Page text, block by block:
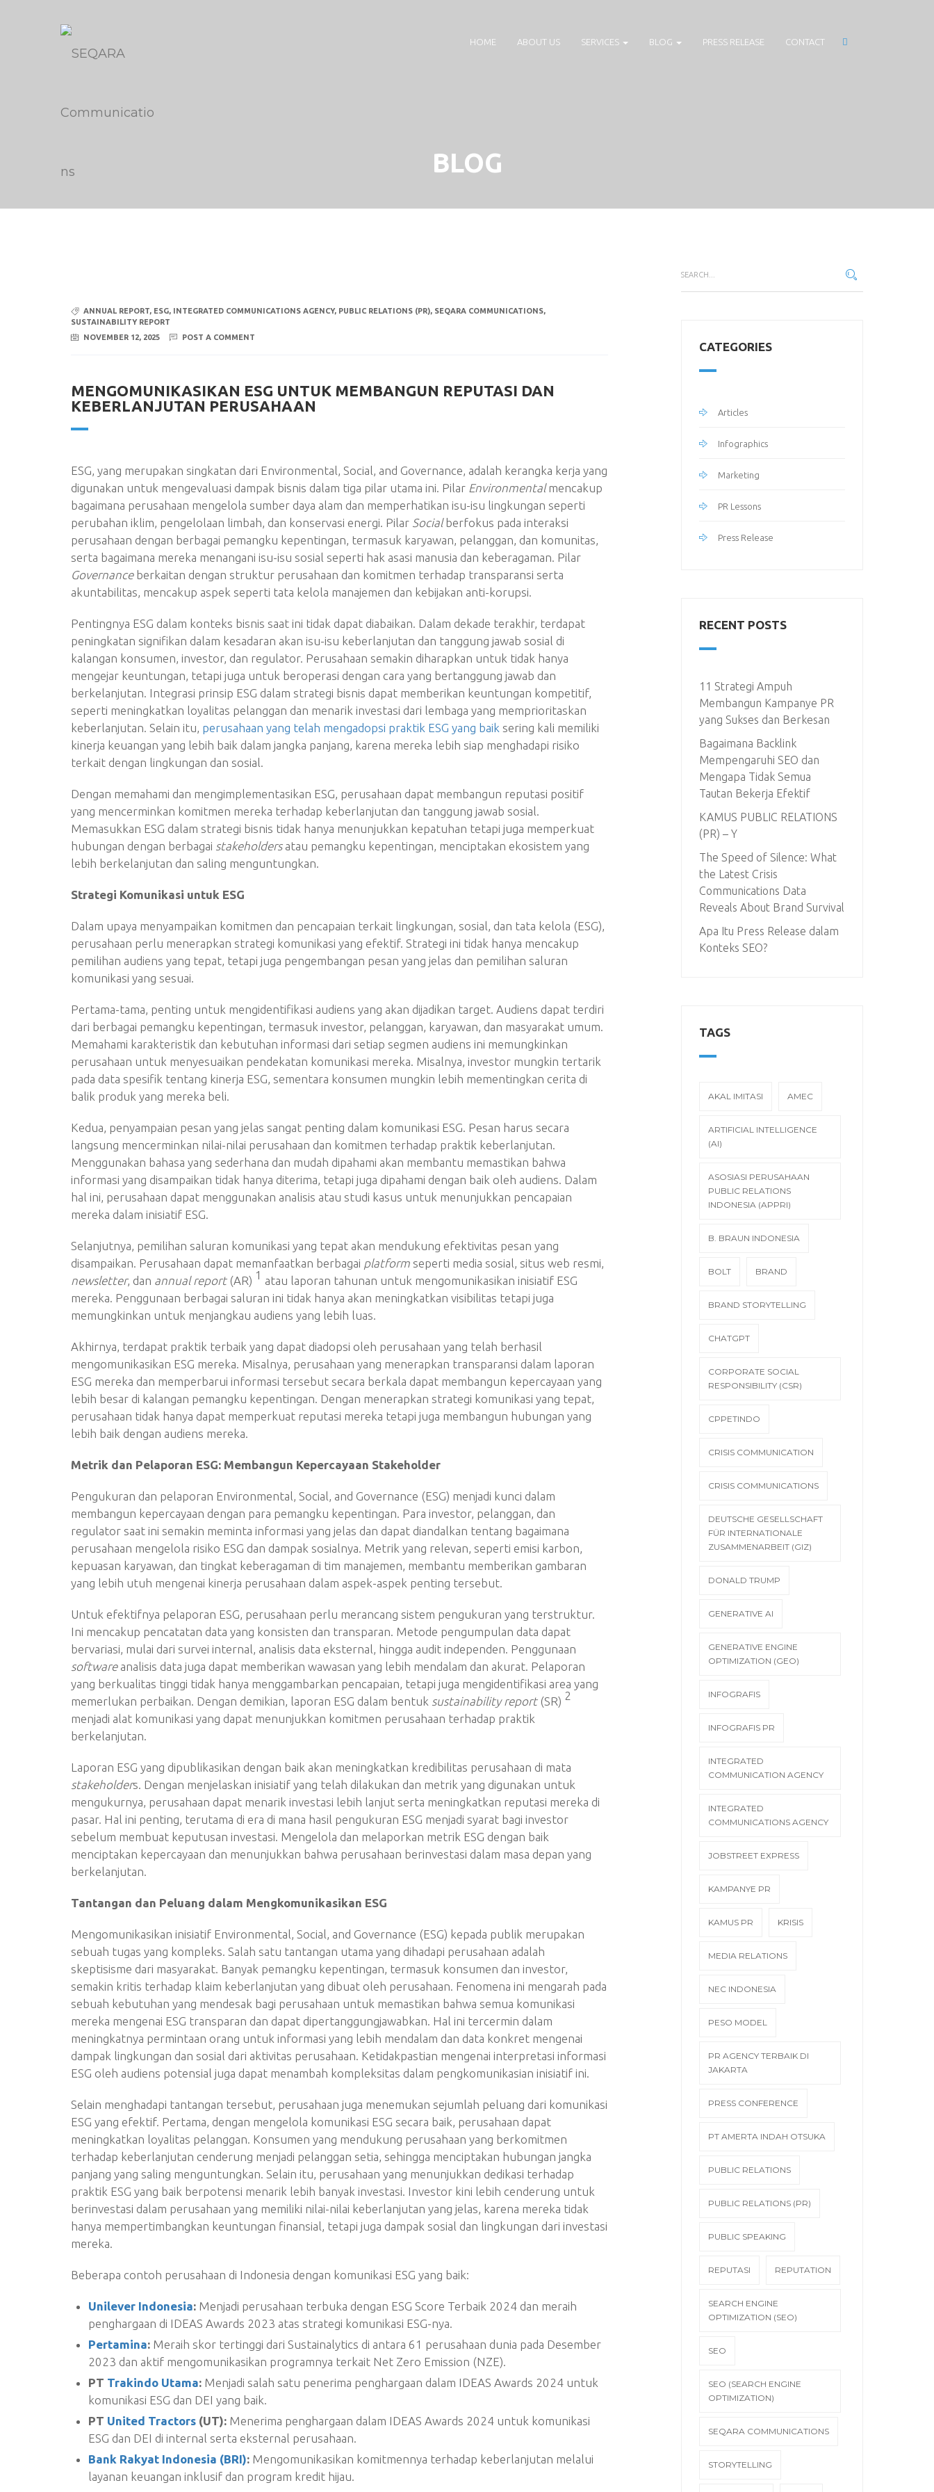
HOME ABOUT US SERVICES BLOG PRESS RELEASE CONTACT
BLOG
ANNUAL REPORT, ESG, INTEGRATED COMMUNICATIONS AGENCY, PUBLIC RELATIONS (PR), SEQARA COMMUNICATIONS,
SUSTAINABILITY REPORT
NOVEMBER 12, 2025
POST A COMMENT
MENGOMUNIKASIKAN ESG UNTUK MEMBANGUN REPUTASI DAN
KEBERLANJUTAN PERUSAHAAN
ESG, yang merupakan singkatan dari Environmental, Social, and Governance, adalah kerangka kerja yang
digunakan untuk mengevaluasi dampak bisnis dalam tiga pilar utama ini. Pilar Environmentalmencakup
bagaimana perusahaan mengelola sumber daya alam dan memperhatikan isu-isu lingkungan seperti
perubahan iklim, pengelolaan limbah, dan konservasi energi. Pilar Socialberfokus pada interaksi
perusahaan dengan berbagai pemangku kepentingan, termasuk karyawan, pelanggan, dan komunitas,
serta bagaimana mereka menangani isu-isu sosial seperti hak asasi manusia dan keberagaman. Pilar
Governance berkaitan dengan struktur perusahaan dan komitmen terhadap transparansi serta
akuntabilitas, mencakup aspek seperti tata kelola manajemen dan kebijakan anti-korupsi.
Pentingnya ESG dalam konteks bisnis saat ini tidak dapat diabaikan. Dalam dekade terakhir, terdapat
peningkatan signifikan dalam kesadaran akan isu-isu keberlanjutan dan tanggung jawab sosial di
kalangan konsumen, investor, dan regulator. Perusahaan semakin diharapkan untuk tidak hanya
mengejar keuntungan, tetapi juga untuk beroperasi dengan cara yang bertanggung jawab dan
berkelanjutan. Integrasi prinsip ESG dalam strategi bisnis dapat memberikan keuntungan kompetitif,
seperti meningkatkan loyalitas pelanggan dan menarik investasi dari lembaga yang memprioritaskan
keberlanjutan. Selain itu, perusahaan yang telah mengadopsi praktik ESG yang baik sering kali memiliki
kinerja keuangan yang lebih baik dalam jangka panjang, karena mereka lebih siap menghadapi risiko
terkait dengan lingkungan dan sosial.
Dengan memahami dan mengimplementasikan ESG, perusahaan dapat membangun reputasi positif
yang mencerminkan komitmen mereka terhadap keberlanjutan dan tanggung jawab sosial.
Memasukkan ESG dalam strategi bisnis tidak hanya menunjukkan kepatuhan tetapi juga memperkuat
hubungan dengan berbagai stakeholdersatau pemangku kepentingan, menciptakan ekosistem yang
lebih berkelanjutan dan saling menguntungkan.
Strategi Komunikasi untuk ESG
Dalam upaya menyampaikan komitmen dan pencapaian terkait lingkungan, sosial, dan tata kelola (ESG),
perusahaan perlu menerapkan strategi komunikasi yang efektif. Strategi ini tidak hanya mencakup
pemilihan audiens yang tepat, tetapi juga pengembangan pesan yang jelas dan pemilihan saluran
komunikasi yang sesuai.
Pertama-tama, penting untuk mengidentifikasi audiens yang akan dijadikan target. Audiens dapat terdiri
dari berbagai pemangku kepentingan, termasuk investor, pelanggan, karyawan, dan masyarakat umum.
Memahami karakteristik dan kebutuhan informasi dari setiap segmen audiens ini memungkinkan
perusahaan untuk menyesuaikan pendekatan komunikasi mereka. Misalnya, investor mungkin tertarik
pada data spesifik tentang kinerja ESG, sementara konsumen mungkin lebih mementingkan cerita di
balik produk yang mereka beli.
Kedua, penyampaian pesan yang jelas sangat penting dalam komunikasi ESG. Pesan harus secara
langsung mencerminkan nilai-nilai perusahaan dan komitmen terhadap praktik keberlanjutan.
Menggunakan bahasa yang sederhana dan mudah dipahami akan membantu memastikan bahwa
informasi yang disampaikan tidak hanya diterima, tetapi juga dipahami dengan baik oleh audiens. Dalam
hal ini, perusahaan dapat menggunakan analisis atau studi kasus untuk menunjukkan pencapaian
mereka dalam inisiatif ESG.
Selanjutnya, pemilihan saluran komunikasi yang tepat akan mendukung efektivitas pesan yang
disampaikan. Perusahaan dapat memanfaatkan berbagai platform seperti media sosial, situs web resmi,
newsletter, dan annual report(AR) 1 atau laporan tahunan untuk mengomunikasikan inisiatif ESG
mereka. Penggunaan berbagai saluran ini tidak hanya akan meningkatkan visibilitas tetapi juga
memungkinkan untuk menjangkau audiens yang lebih luas.
Akhirnya, terdapat praktik terbaik yang dapat diadopsi oleh perusahaan yang telah berhasil
mengomunikasikan ESG mereka. Misalnya, perusahaan yang menerapkan transparansi dalam laporan
ESG mereka dan memperbarui informasi tersebut secara berkala dapat membangun kepercayaan yang
lebih besar di kalangan pemangku kepentingan. Dengan menerapkan strategi komunikasi yang tepat,
perusahaan tidak hanya dapat memperkuat reputasi mereka tetapi juga membangun hubungan yang
lebih baik dengan audiens mereka.
Metrik dan Pelaporan ESG: Membangun Kepercayaan Stakeholder
Pengukuran dan pelaporan Environmental, Social, and Governance (ESG) menjadi kunci dalam
membangun kepercayaan dengan para pemangku kepentingan. Para investor, pelanggan, dan
regulator saat ini semakin meminta informasi yang jelas dan dapat diandalkan tentang bagaimana
perusahaan mengelola risiko ESG dan dampak sosialnya. Metrik yang relevan, seperti emisi karbon,
kepuasan karyawan, dan tingkat keberagaman di tim manajemen, membantu memberikan gambaran
yang lebih utuh mengenai kinerja perusahaan dalam aspek-aspek penting tersebut.
Untuk efektifnya pelaporan ESG, perusahaan perlu merancang sistem pengukuran yang terstruktur.
Ini mencakup pencatatan data yang konsisten dan transparan. Metode pengumpulan data dapat
bervariasi, mulai dari survei internal, analisis data eksternal, hingga audit independen. Penggunaan
software analisis data juga dapat memberikan wawasan yang lebih mendalam dan akurat. Pelaporan
yang berkualitas tinggi tidak hanya menggambarkan pencapaian, tetapi juga mengidentifikasi area yang
memerlukan perbaikan. Dengan demikian, laporan ESG dalam bentuk sustainability report(SR) 2
menjadi alat komunikasi yang dapat menunjukkan komitmen perusahaan terhadap praktik
berkelanjutan.
Laporan ESG yang dipublikasikan dengan baik akan meningkatkan kredibilitas perusahaan di mata
stakeholders. Dengan menjelaskan inisiatif yang telah dilakukan dan metrik yang digunakan untuk
mengukurnya, perusahaan dapat menarik investasi lebih lanjut serta meningkatkan reputasi mereka di
pasar. Hal ini penting, terutama di era di mana hasil pengukuran ESG menjadi syarat bagi investor
sebelum membuat keputusan investasi. Mengelola dan melaporkan metrik ESG dengan baik
menciptakan kepercayaan dan menunjukkan bahwa perusahaan berinvestasi dalam masa depan yang
berkelanjutan.
Tantangan dan Peluang dalam Mengkomunikasikan ESG
Mengomunikasikan inisiatif Environmental, Social, and Governance (ESG) kepada publik merupakan
sebuah tugas yang kompleks. Salah satu tantangan utama yang dihadapi perusahaan adalah
skeptisisme dari masyarakat. Banyak pemangku kepentingan, termasuk konsumen dan investor,
semakin kritis terhadap klaim keberlanjutan yang dibuat oleh perusahaan. Fenomena ini mengarah pada
sebuah kebutuhan yang mendesak bagi perusahaan untuk memastikan bahwa semua komunikasi
mereka mengenai ESG transparan dan dapat dipertanggungjawabkan. Hal ini tercermin dalam
meningkatnya permintaan orang untuk informasi yang lebih mendalam dan data konkret mengenai
dampak lingkungan dan sosial dari aktivitas perusahaan. Ketidakpastian mengenai interpretasi informasi
ESG oleh audiens potensial juga dapat menambah kompleksitas dalam pengkomunikasian inisiatif ini.
Selain menghadapi tantangan tersebut, perusahaan juga menemukan sejumlah peluang dari komunikasi
ESG yang efektif. Pertama, dengan mengelola komunikasi ESG secara baik, perusahaan dapat
meningkatkan loyalitas pelanggan. Konsumen yang mendukung perusahaan yang berkomitmen
terhadap keberlanjutan cenderung menjadi pelanggan setia, sehingga menciptakan hubungan jangka
panjang yang saling menguntungkan. Selain itu, perusahaan yang menunjukkan dedikasi terhadap
praktik ESG yang baik berpotensi menarik lebih banyak investasi. Investor kini lebih cenderung untuk
berinvestasi dalam perusahaan yang memiliki nilai-nilai keberlanjutan yang jelas, karena mereka tidak
hanya mempertimbangkan keuntungan finansial, tetapi juga dampak sosial dan lingkungan dari investasi
mereka.
Beberapa contoh perusahaan di Indonesia dengan komunikasi ESG yang baik:
Unilever Indonesia: Menjadi perusahaan terbuka dengan ESG Score Terbaik 2024 dan meraih
penghargaan di IDEAS Awards 2023 atas strategi komunikasi ESG-nya.
Pertamina: Meraih skor tertinggi dari Sustainalytics di antara 61 perusahaan dunia pada Desember
2023 dan aktif mengomunikasikan programnya terkait Net Zero Emission (NZE).
PT Trakindo Utama: Menjadi salah satu penerima penghargaan dalam IDEAS Awards 2024 untuk
komunikasi ESG dan DEI yang baik.
PT United Tractors (UT): Menerima penghargaan dalam IDEAS Awards 2024 untuk komunikasi
ESG dan DEI di internal serta eksternal perusahaan.
Bank Rakyat Indonesia (BRI): Mengomunikasikan komitmennya terhadap keberlanjutan melalui
layanan keuangan inklusif dan program kredit hijau.
CATEGORIES
Articles
Infographics
Marketing
PR Lessons
Press Release
RECENT POSTS
11 Strategi Ampuh
Membangun Kampanye PR
yang Sukses dan Berkesan
Bagaimana Backlink
Mempengaruhi SEO dan
Mengapa Tidak Semua
Tautan Bekerja Efektif
KAMUS PUBLIC RELATIONS
(PR) – Y
The Speed of Silence: What
the Latest Crisis
Communications Data
Reveals About Brand Survival
Apa Itu Press Release dalam
Konteks SEO?
TAGS
AKAL IMITASI AMEC
ARTIFICIAL INTELLIGENCE
(AI)
ASOSIASI PERUSAHAAN
PUBLIC RELATIONS
INDONESIA (APPRI)
B. BRAUN INDONESIA
BOLT BRAND
BRAND STORYTELLING
CHATGPT
CORPORATE SOCIAL
RESPONSIBILITY (CSR)
CPPETINDO
CRISIS COMMUNICATION
CRISIS COMMUNICATIONS
DEUTSCHE GESELLSCHAFT
FÜR INTERNATIONALE
ZUSAMMENARBEIT (GIZ)
DONALD TRUMP
GENERATIVE AI
GENERATIVE ENGINE
OPTIMIZATION (GEO)
INFOGRAFIS
INFOGRAFIS PR
INTEGRATED
COMMUNICATION AGENCY
INTEGRATED
COMMUNICATIONS AGENCY
JOBSTREET EXPRESS
KAMPANYE PR
KAMUS PR KRISIS
MEDIA RELATIONS
NEC INDONESIA
PESO MODEL
PR AGENCY TERBAIK DI
JAKARTA
PRESS CONFERENCE
PT AMERTA INDAH OTSUKA
PUBLIC RELATIONS
PUBLIC RELATIONS (PR)
PUBLIC SPEAKING
REPUTASI REPUTATION
SEARCH ENGINE
OPTIMIZATION (SEO)
SEO
SEO (SEARCH ENGINE
OPTIMIZATION)
SEQARA COMMUNICATIONS
STORYTELLING